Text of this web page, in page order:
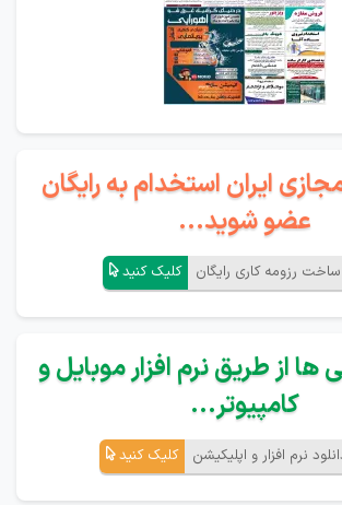
ایران استخدام به رایگان
عضو شوید...
رزومه کاری رایگان کلیک کنید
ها از طریق نرم افزار موبایل و
کامپیوتر...
نرم افزار و اپلیکیشن کلیک کنید